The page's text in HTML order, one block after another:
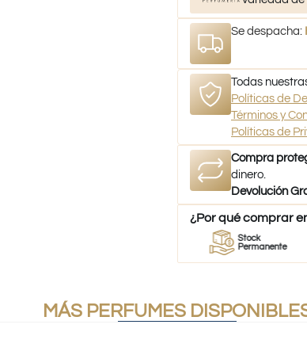
Se despacha:
Todas
Políticas de
Términos y
Políticas de
Compra
dinero.
Devolución
¿Por qué comprar
Stock
Permanente
MÁS PERFUMES